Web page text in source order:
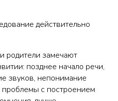
действительно
родители замечают
позднее начало речи,
звуков, непонимание
с построением